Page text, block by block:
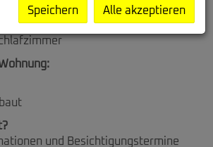
und Besichtigungstermine
Speichern Alle akzeptieren